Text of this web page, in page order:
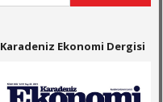
Karadeniz Ekonomi Dergisi